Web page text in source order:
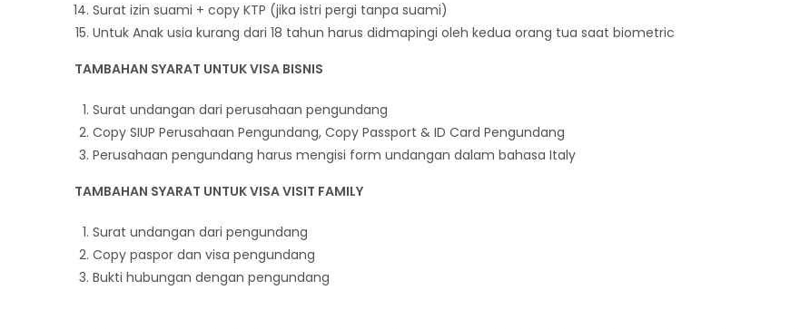
Surat izin suami + copy KTP (jika istri pergi tanpa suami)
Untuk Anak usia kurang dari 18 tahun harus didmapingi oleh kedua orang tua saat biometric
TAMBAHAN SYARAT UNTUK VISA BISNIS
Surat undangan dari perusahaan pengundang
Copy SIUP Perusahaan Pengundang, Copy Passport & ID Card Pengundang
Perusahaan pengundang harus mengisi form undangan dalam bahasa Italy
TAMBAHAN SYARAT UNTUK VISA VISIT FAMILY
Surat undangan dari pengundang
Copy paspor dan visa pengundang
Bukti hubungan dengan pengundang